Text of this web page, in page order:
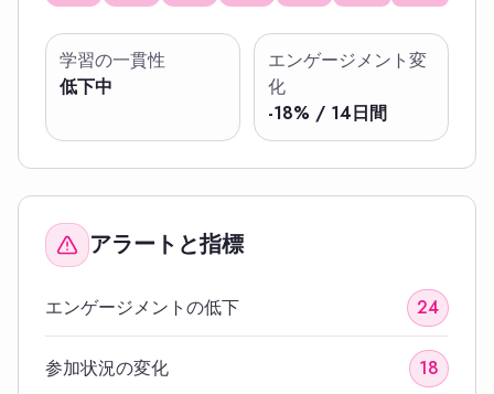
学習の一貫性
低下中
エンゲージメント変
化
-18% / 14日間
アラートと指標
エンゲージメントの低下 24
参加状況の変化 18